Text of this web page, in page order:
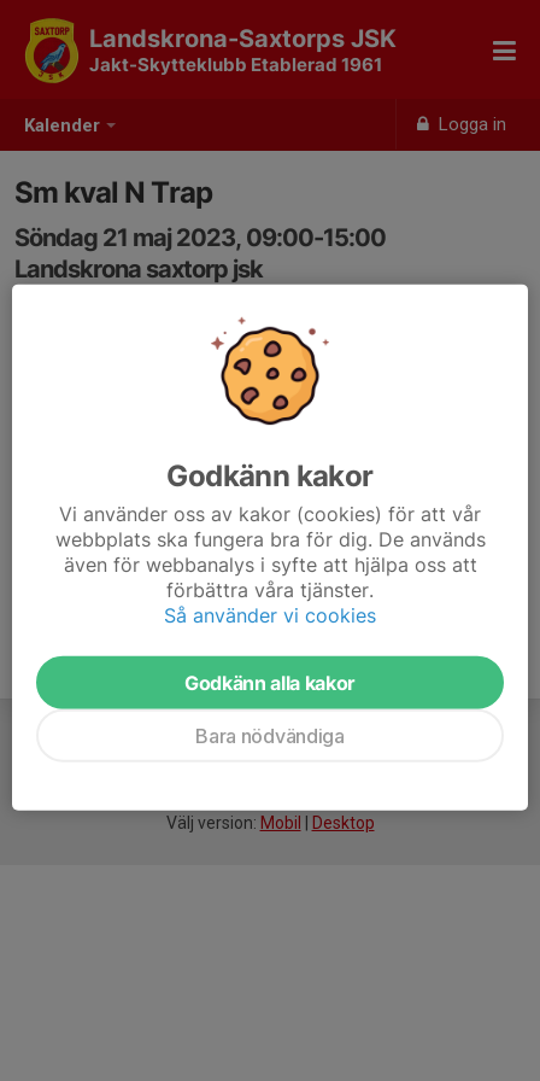
Kalender Logga in
Landskrona-Saxtorps JSK
Jakt-Skytteklubb Etablerad 1961
Sm kval N Trap
Söndag 21 maj 2023, 09:00-15:00
Landskrona saxtorp jsk
Välj version: Mobil Desktop
Godkänn kakor
Vi använder oss av kakor (cookies) för att vår
webbplats ska fungera bra för dig. De används
även för webbanalys i syfte att hjälpa oss att
förbättra våra tjänster.
Så använder vi cookies
Godkänn alla kakor
Bara nödvändiga